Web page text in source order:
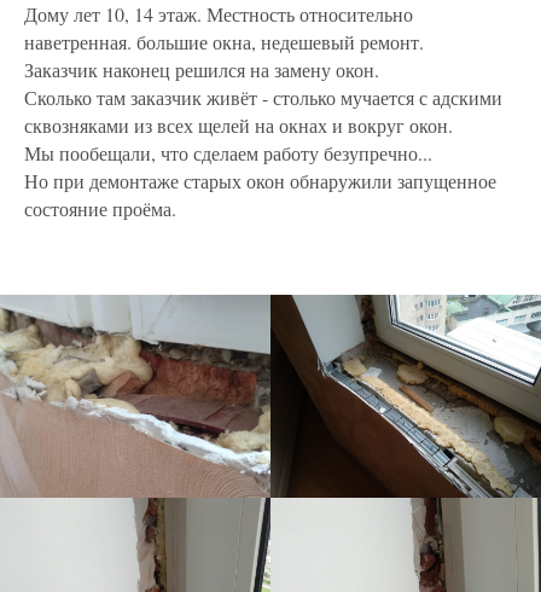
Дому лет 10, 14 этаж. Местность относительно
наветренная. большие окна, недешевый ремонт.
Заказчик наконец решился на замену окон.
Сколько там заказчик живёт - столько мучается с адскими
сквозняками из всех щелей на окнах и вокруг окон.
Мы пообещали, что сделаем работу безупречно...
Но при демонтаже старых окон обнаружили запущенное
состояние проёма.